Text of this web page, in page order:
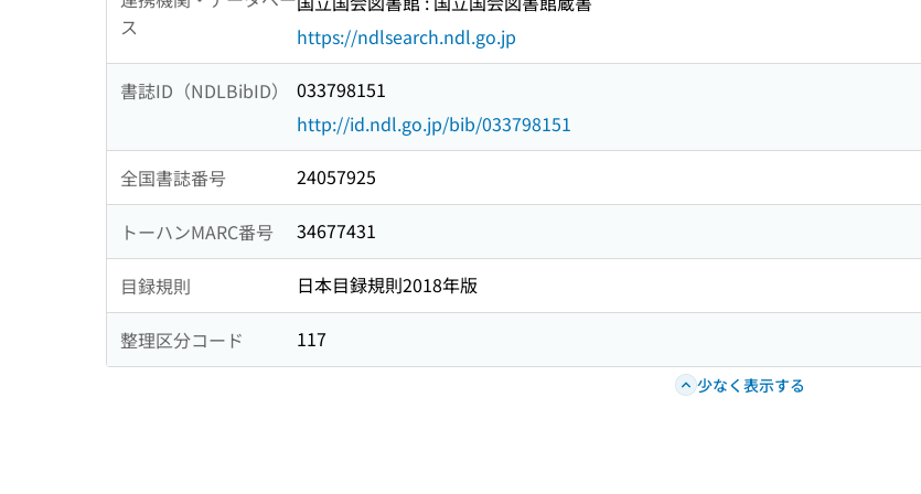
ス
https://ndlsearch.ndl.go.jp
書誌ID（NDLBibID）
033798151
http://id.ndl.go.jp/bib/033798151
全国書誌番号 24057925
トーハンMARC番号 34677431
目録規則 日本目録規則2018年版
整理区分コード 117
少なく表示する